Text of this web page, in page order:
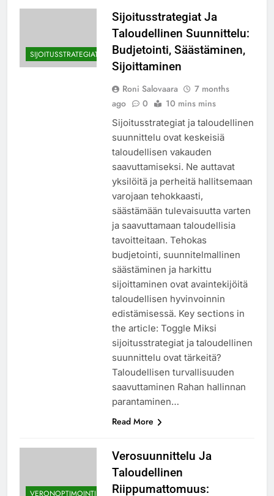
SIJOITUSSTRATEGIAT
Sijoitusstrategiat Ja
Taloudellinen Suunnittelu:
Budjetointi, Säästäminen,
Sijoittaminen
Roni Salovaara
7 months
ago
0 10 mins mins
Sijoitusstrategiat ja taloudellinen
suunnittelu ovat keskeisiä
taloudellisen vakauden
saavuttamiseksi. Ne auttavat
yksilöitä ja perheitä hallitsemaan
varojaan tehokkaasti,
säästämään tulevaisuutta varten
ja saavuttamaan taloudellisia
tavoitteitaan. Tehokas
budjetointi, suunnitelmallinen
säästäminen ja harkittu
sijoittaminen ovat avaintekijöitä
taloudellisen hyvinvoinnin
edistämisessä. Key sections in
the article: Toggle Miksi
sijoitusstrategiat ja taloudellinen
suunnittelu ovat tärkeitä?
Taloudellisen turvallisuuden
saavuttaminen Rahan hallinnan
parantaminen…
Read More
VERONOPTIMOINTI
Verosuunnittelu Ja
Taloudellinen
Riippumattomuus: